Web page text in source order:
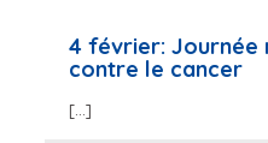
4 février: Journée
contre le cancer
[…]